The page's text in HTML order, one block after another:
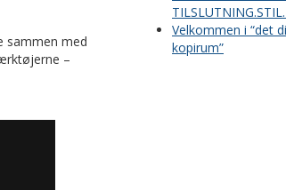
sammen med
–
Velkommen i “det
kopirum”